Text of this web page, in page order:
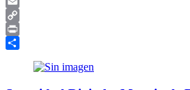
Email
Copy
Link
Print